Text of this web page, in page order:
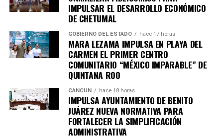
IMPULSAR EL DESARROLLO ECONÓMICO
DE CHETUMAL
GOBIERNO DEL ESTADO hace 17 horas
MARA LEZAMA IMPULSA EN PLAYA DEL
CARMEN EL PRIMER CENTRO
COMUNITARIO “MÉXICO IMPARABLE” DE
QUINTANA ROO
CANCÚN hace 18 horas
IMPULSA AYUNTAMIENTO DE BENITO
JUÁREZ NUEVA NORMATIVA PARA
FORTALECER LA SIMPLIFICACIÓN
ADMINISTRATIVA